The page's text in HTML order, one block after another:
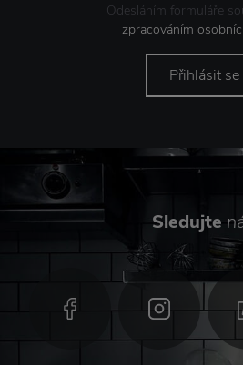
Odesláním formuláře
zpracováním
Přihlásit se
Sledujte